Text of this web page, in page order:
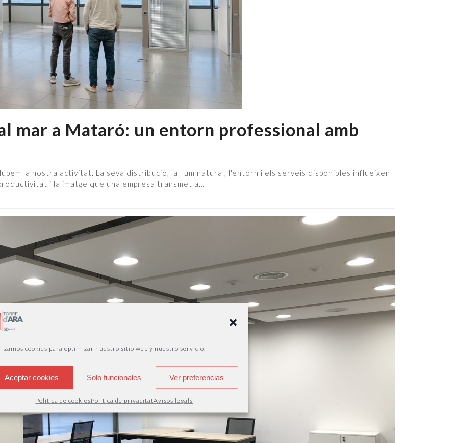
cookies para optimizar nuestro sitio web y nuestro servicio.
Aceptar cookies Solo funcionales Ver preferencias
Política de cookiesPolítica de privacitatAvisos legals
mar a Mataró: un entorn professional amb
la nostra activitat. La seva distribució, la llum natural, l'entorn i els serveis disponibles influeixen
i la imatge que una empresa transmet a…